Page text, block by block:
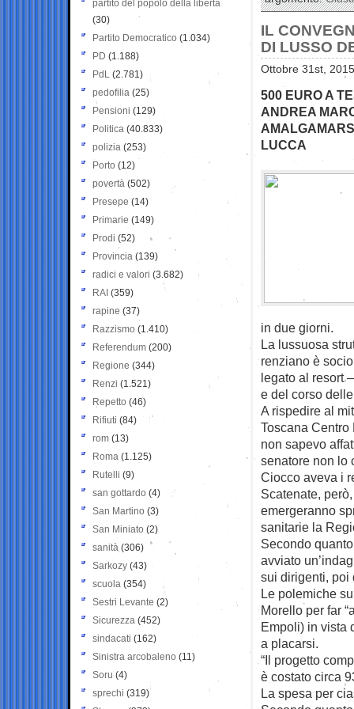
IL
DI LUSSO
Ottobre 31st,
500 EURO A
ANDREA
LUCCA
in due giorni.
La lussuosa
renziano è
legato al resort
e del corso
A rispedire al
Toscana Centro
non sapevo
senatore non lo
Ciocco aveva i
Scatenate,
emergeranno
sanitarie la
Secondo
avviato
sui dirigenti, poi
Le polemiche
Morello per far
Empoli) in vista
a placarsi.
“Il progetto
è costato circa
La spesa per
partito del popolo della libertà
(30)
Partito Democratico (1.034)
PD (1.188)
PdL (2.781)
pedofilia (25)
Pensioni (129)
Politica (40.833)
polizia (253)
Porto (12)
povertà (502)
Presepe (14)
Primarie (149)
Prodi (52)
Provincia (139)
radici e valori (3.682)
RAI (359)
rapine (37)
Razzismo (1.410)
Referendum (200)
Regione (344)
Renzi (1.521)
Repetto (46)
Rifiuti (84)
rom (13)
Roma (1.125)
Rutelli (9)
san gottardo (4)
San Martino (3)
San Miniato (2)
sanità (306)
Sarkozy (43)
scuola (354)
Sestri Levante (2)
Sicurezza (452)
sindacati (162)
Sinistra arcobaleno (11)
Soru (4)
sprechi (319)